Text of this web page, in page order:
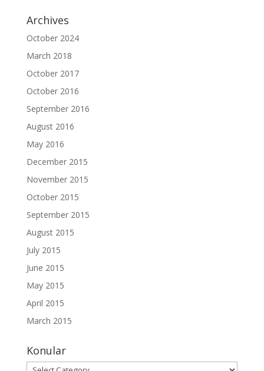
Archives
October 2024
March 2018
October 2017
October 2016
September 2016
August 2016
May 2016
December 2015
November 2015
October 2015
September 2015
August 2015
July 2015
June 2015
May 2015
April 2015
March 2015
Konular
Konular